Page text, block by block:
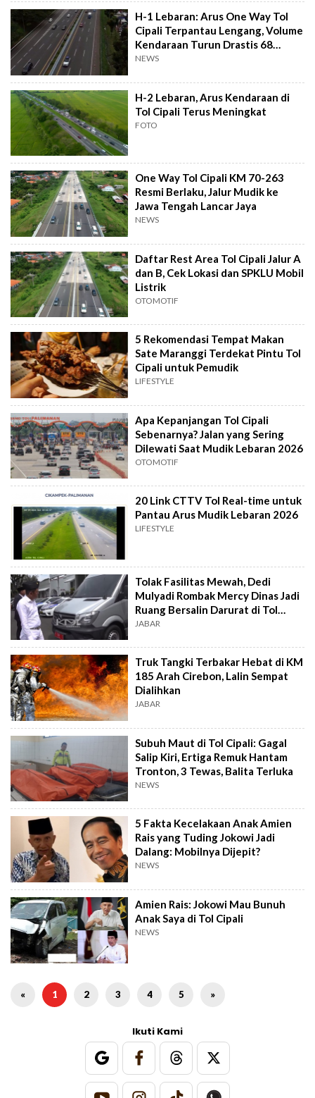
H-1 Lebaran: Arus One Way Tol
Cipali Terpantau Lengang, Volume
Kendaraan Turun Drastis 68
Persen
NEWS
H-2 Lebaran, Arus Kendaraan di
Tol Cipali Terus Meningkat
FOTO
One Way Tol Cipali KM 70-263
Resmi Berlaku, Jalur Mudik ke
Jawa Tengah Lancar Jaya
NEWS
Daftar Rest Area Tol Cipali Jalur A
dan B, Cek Lokasi dan SPKLU Mobil
Listrik
OTOMOTIF
5 Rekomendasi Tempat Makan
Sate Maranggi Terdekat Pintu Tol
Cipali untuk Pemudik
LIFESTYLE
Apa Kepanjangan Tol Cipali
Sebenarnya? Jalan yang Sering
Dilewati Saat Mudik Lebaran 2026
OTOMOTIF
20 Link CTTV Tol Real-time untuk
Pantau Arus Mudik Lebaran 2026
LIFESTYLE
Tolak Fasilitas Mewah, Dedi
Mulyadi Rombak Mercy Dinas Jadi
Ruang Bersalin Darurat di Tol
Cipali
JABAR
Truk Tangki Terbakar Hebat di KM
185 Arah Cirebon, Lalin Sempat
Dialihkan
JABAR
Subuh Maut di Tol Cipali: Gagal
Salip Kiri, Ertiga Remuk Hantam
Tronton, 3 Tewas, Balita Terluka
NEWS
5 Fakta Kecelakaan Anak Amien
Rais yang Tuding Jokowi Jadi
Dalang: Mobilnya Dijepit?
NEWS
Amien Rais: Jokowi Mau Bunuh
Anak Saya di Tol Cipali
NEWS
« 1 2 3 4 5 »
Ikuti Kami